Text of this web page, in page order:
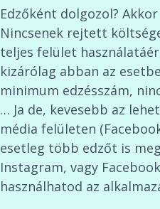
Edzőként dolgozol?
Nincsenek rejtett
teljes felület
kizárólag abban az
minimum edzésszám,
… Ja de, kevesebb az
média felületen
esetleg több edzőt is
Instagram, vagy
használhatod az